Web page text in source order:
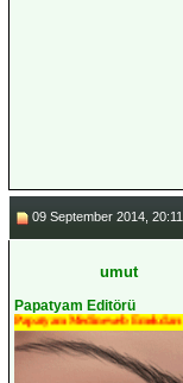
09 September 2014, 20:11
umut
Papatyam Editörü
Papatyam Medineweb Emekdarı